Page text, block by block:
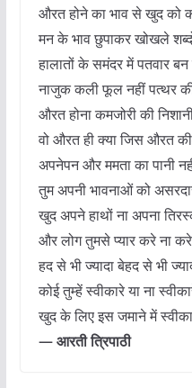
औरत होने का भाव से खुद को
मन के भाव छुपाकर खोखले
हालातों के समंदर में पतवार बन
नाजुक कली फूल नहीं पत्थर की
औरत होना कमजोरी की
वो औरत ही क्या जिस औरत
अपनेपन और ममता का पानी
तुम अपनी भावनाओं को
खुद अपने हाथों ना अपना
और लोग तुमसे प्यार करे ना
हद से भी ज्यादा बेहद से भी
कोई तुम्हें स्वीकारे या ना
खुद के लिए इस जमाने में
— आरती त्रिपाठी